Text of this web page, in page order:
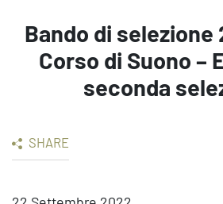
Bando di
Corso di Suono –
seconda
SHARE